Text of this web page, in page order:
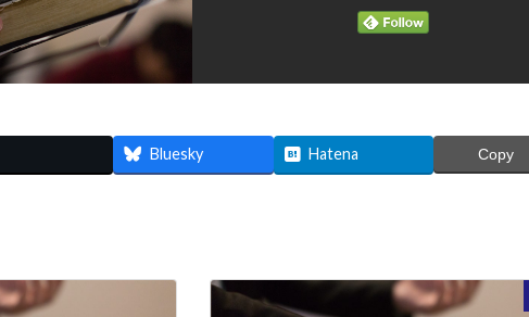
Bluesky Hatena Copy